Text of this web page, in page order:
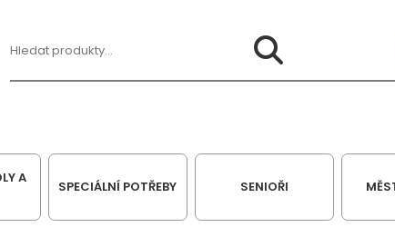
Hledat:
A
SPECIÁLNÍ POTŘEBY SENIOŘI